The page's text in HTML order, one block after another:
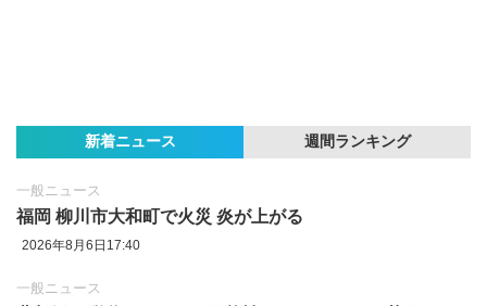
新着ニュース 週間ランキング
一般ニュース
福岡 柳川市大和町で火災 炎が上がる
2026年8月6日17:40
一般ニュース